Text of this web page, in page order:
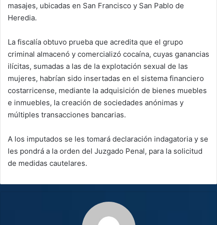
masajes, ubicadas en San Francisco y San Pablo de
Heredia.
La fiscalía obtuvo prueba que acredita que el grupo
criminal almacenó y comercializó cocaína, cuyas ganancias
ilícitas, sumadas a las de la explotación sexual de las
mujeres, habrían sido insertadas en el sistema financiero
costarricense, mediante la adquisición de bienes muebles
e inmuebles, la creación de sociedades anónimas y
múltiples transacciones bancarias.
A los imputados se les tomará declaración indagatoria y se
les pondrá a la orden del Juzgado Penal, para la solicitud
de medidas cautelares.